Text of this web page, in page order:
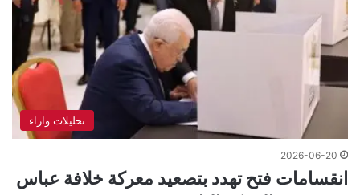
تحليلات واراء
2026-06-20
انقسامات فتح تهدد بتصعيد معركة خلافة عباس